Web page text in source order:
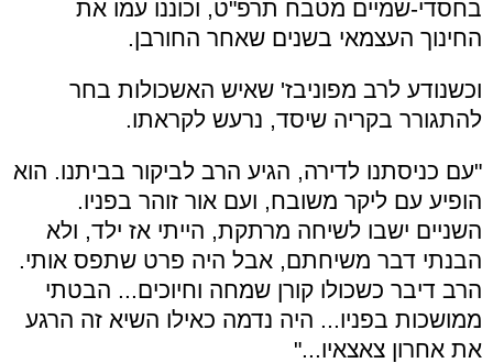
בחסדי-שמיים מטבח תרפ"ט, וכוננו עמו את
החינוך העצמאי בשנים שאחר החורבן.
וכשנודע לרב מפוניבז' שאיש האשכולות בחר
להתגורר בקריה שיסד, נרעש לקראתו.
"עם כניסתנו לדירה, הגיע הרב לביקור בביתנו. הוא
הופיע עם ליקר משובח, ועם אור זוהר בפניו.
השניים ישבו לשיחה מרתקת, הייתי אז ילד, ולא
הבנתי דבר משיחתם, אבל היה פרט שתפס אותי.
הרב דיבר כשכולו קורן שמחה וחיוכים... הבטתי
ממושכות בפניו... היה נדמה כאילו השיא זה הרגע
את אחרון צאצאיו..."